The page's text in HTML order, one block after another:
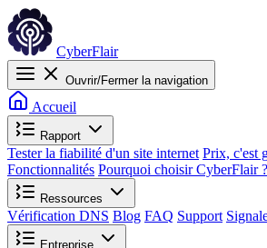
CyberFlair
Ouvrir/Fermer la navigation
Accueil
Rapport
Tester la fiabilité d'un site internet Prix, c'est
Fonctionnalités Pourquoi choisir CyberFlair ?
Ressources
Vérification DNS Blog FAQ Support
Entreprise